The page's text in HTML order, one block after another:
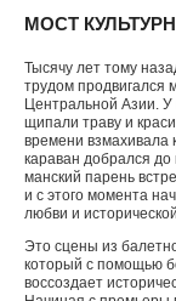
МОСТ
Тысячу лет тому
трудом продвигался
Центральной Азии.
щипали траву и
времени взмахивала
караван добрался
манский парень
и с этого момента
любви и
Это сцены из
который с помощью
воссоздает